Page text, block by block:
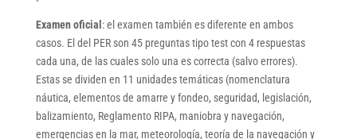
Examen oficial : el examen también es diferente en ambos
casos. El del PER son 45 preguntas tipo test con 4 respuestas
cada una, de las cuales solo una es correcta (salvo errores).
Estas se dividen en 11 unidades temáticas (nomenclatura
náutica, elementos de amarre y fondeo, seguridad, legislación,
balizamiento, Reglamento RIPA, maniobra y navegación,
emergencias en la mar, meteorología, teoría de la navegación y